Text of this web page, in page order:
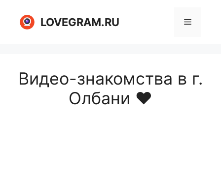
содержимому
LOVEGRAM.RU Меню
Видео-знакомства в г.
Олбани ❤️